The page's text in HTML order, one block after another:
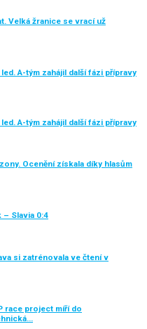
Velká žranice se vrací už
A-tým zahájil další fázi přípravy
A-tým zahájil další fázi přípravy
Ocenění získala díky hlasům
– Slavia 0:4
si zatrénovala ve čtení v
race project míří do